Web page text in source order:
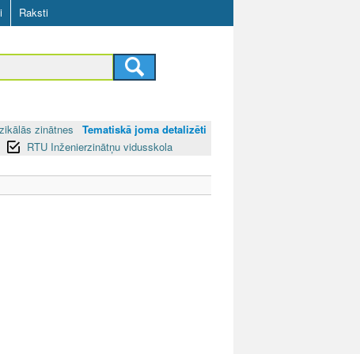
Raksti
zinātnes
Tematiskā joma detalizēti
RTU Inženierzinātņu vidusskola